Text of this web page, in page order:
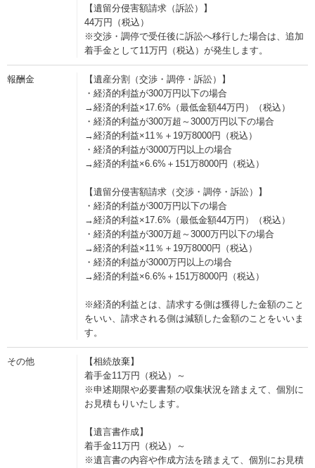
【遺留分侵害額請求（訴訟）】
44万円（税込）
※交渉・調停で受任後に訴訟へ移行した場合は、追加
着手金として11万円（税込）が発生します。
報酬金
【遺産分割（交渉・調停・訴訟）】
・経済的利益が300万円以下の場合
→経済的利益×17.6%（最低金額44万円）（税込）
・経済的利益が300万超～3000万円以下の場合
→経済的利益×11％＋19万8000円（税込）
・経済的利益が3000万円以上の場合
→経済的利益×6.6%＋151万8000円（税込）
【遺留分侵害額請求（交渉・調停・訴訟）】
・経済的利益が300万円以下の場合
→経済的利益×17.6%（最低金額44万円）（税込）
・経済的利益が300万超～3000万円以下の場合
→経済的利益×11％＋19万8000円（税込）
・経済的利益が3000万円以上の場合
→経済的利益×6.6%＋151万8000円（税込）
※経済的利益とは、請求する側は獲得した金額のこと
をいい、請求される側は減額した金額のことをいいま
す。
その他
【相続放棄】
着手金11万円（税込）～
※申述期限や必要書類の収集状況を踏まえて、個別に
お見積もりいたします。
【遺言書作成】
着手金11万円（税込）～
※遺言書の内容や作成方法を踏まえて、個別にお見積